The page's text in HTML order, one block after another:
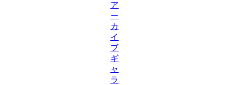
ア
ー
カ
イ
ブ
ギ
ャ
ラ